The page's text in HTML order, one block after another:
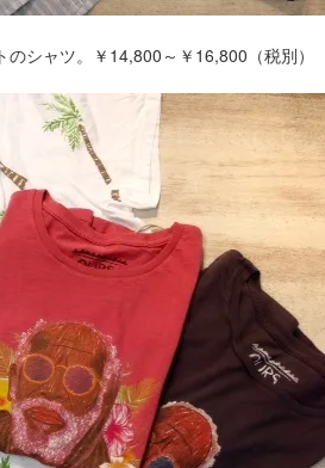
シャツ。￥14,800～￥16,800（税別）